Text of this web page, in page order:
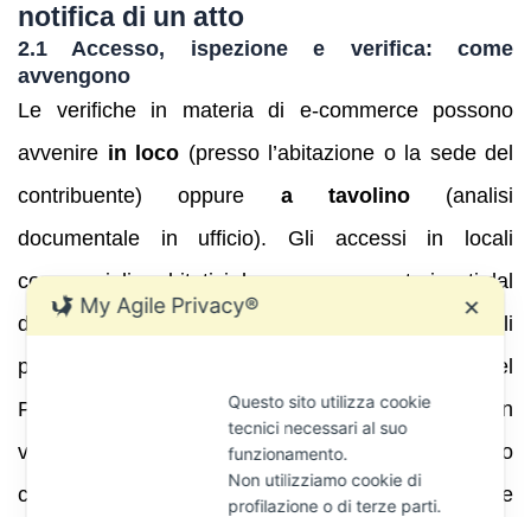
notifica di un atto
2.1 Accesso, ispezione e verifica: come
avvengono
Le verifiche in materia di e‑commerce possono
avvenire in loco (presso l’abitazione o la sede del
contribuente) oppure a tavolino(analisi
documentale in ufficio). Gli accessi in locali
commerciali o abitativi devono essere autorizzati dal
dirigente dell’Agenzia delle Entrate; per i locali
promiscui è necessaria anche l’autorizzazione del
Procuratore della Repubblica . Con l’entrata in
vigore del D.L. 84/2025 gli atti autorizzativi devono
contenere la motivazione, cioè indicare le
My Agile Privacy® ✕
Questo sito utilizza cookie
tecnici necessari al suo
funzionamento.
Non utilizziamo cookie di
profilazione o di terze parti.